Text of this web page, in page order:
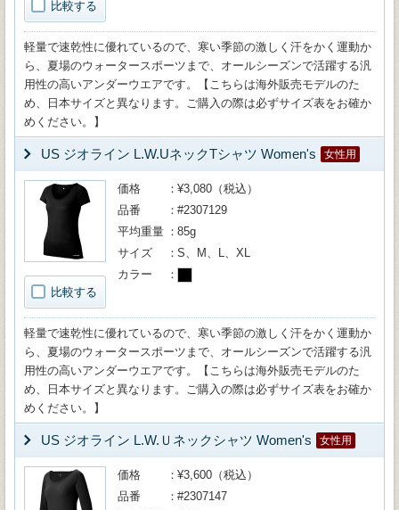
比較する
軽量で速乾性に優れているので、寒い季節の激しく汗をかく運動か
ら、夏場のウォータースポーツまで、オールシーズンで活躍する汎
用性の高いアンダーウエアです。【こちらは海外販売モデルのた
め、日本サイズと異なります。ご購入の際は必ずサイズ表をお確か
めください。】
US ジオライン L.W.UネックTシャツ Women's 女性用
比較する
価格
¥3,080（税込）
品番
#2307129
平均重量
85g
サイズ
S、M、L、XL
カラー
軽量で速乾性に優れているので、寒い季節の激しく汗をかく運動か
ら、夏場のウォータースポーツまで、オールシーズンで活躍する汎
用性の高いアンダーウエアです。【こちらは海外販売モデルのた
め、日本サイズと異なります。ご購入の際は必ずサイズ表をお確か
めください。】
US ジオライン L.W.Ｕネックシャツ Women's 女性用
価格
¥3,600（税込）
品番
#2307147